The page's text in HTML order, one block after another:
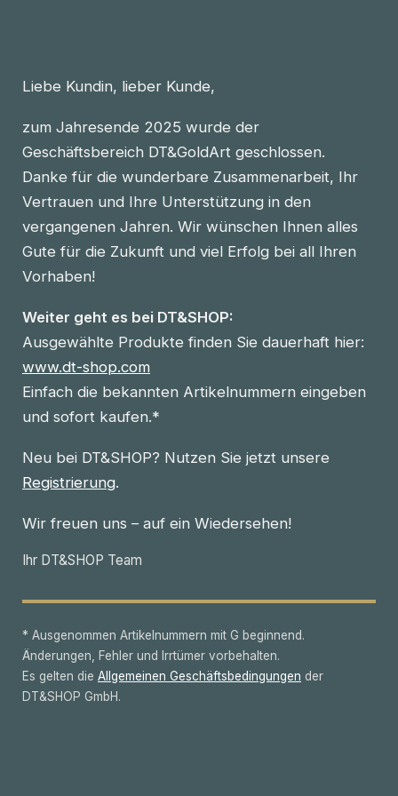
Liebe Kundin, lieber Kunde,
zum Jahresende 2025 wurde der
Geschäftsbereich DT&GoldArt geschlossen.
Danke für die wunderbare Zusammenarbeit, Ihr
Vertrauen und Ihre Unterstützung in den
vergangenen Jahren. Wir wünschen Ihnen alles
Gute für die Zukunft und viel Erfolg bei all Ihren
Vorhaben!
Weiter geht es bei DT&SHOP:
Ausgewählte Produkte finden Sie dauerhaft hier:
www.dt-shop.com
Einfach die bekannten Artikelnummern eingeben
und sofort kaufen.*
Neu bei DT&SHOP? Nutzen Sie jetzt unsere
Registrierung.
Wir freuen uns – auf ein Wiedersehen!
Ihr DT&SHOP Team
* Ausgenommen Artikelnummern mit G beginnend.
Änderungen, Fehler und Irrtümer vorbehalten.
Es gelten die Allgemeinen Geschäftsbedingungen der
DT&SHOP GmbH.